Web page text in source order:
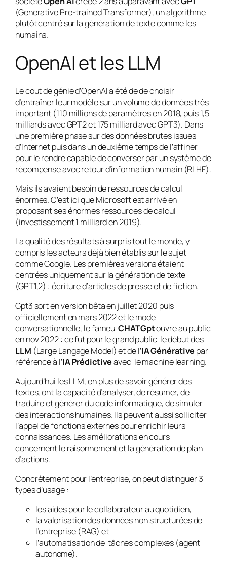
(Generative Pre-trained Transformer), un algorithme
plutôt centré sur la génération de texte comme les
humains.
OpenAI et les LLM
Le cout de génie d’OpenAI a été de de choisir
d’entraîner leur modèle sur un volume de données très
important (110 millions de paramètres en 2018, puis 1,5
milliards avec GPT2 et 175 milliard avec GPT3). Dans
une première phase sur des données brutes issues
d’Internet puis dans un deuxième temps de l’affiner
pour le rendre capable de converser par un système de
récompense avec retour d’information humain (RLHF).
Mais ils avaient besoin de ressources de calcul
énormes. C’est ici que Microsoft est arrivé en
proposant ses énormes ressources de calcul
(investissement 1 milliard en 2019).
La qualité des résultats à surpris tout le monde, y
compris les acteurs déjà bien établis sur le sujet
comme Google. Les premières versions étaient
centrées uniquement sur la génération de texte
(GPT1,2) : écriture d’articles de presse et de fiction.
Gpt3 sort en version bêta en juillet 2020 puis
officiellement en mars 2022 et le mode
conversationnelle, le fameuCHATGptouvre au public
en nov 2022 : ce fut pour le grand public le début des
LLM (Large Langage Model) et de l’IA Générative par
référence à l’IA Prédictiveavec le machine learning.
Aujourd’hui les LLM, en plus de savoir générer des
textes, ont la capacité d’analyser, de résumer, de
traduire et générer du code informatique, de simuler
des interactions humaines. Ils peuvent aussi solliciter
l’appel de fonctions externes pour enrichir leurs
connaissances. Les améliorations en cours
concernent le raisonnement et la génération de plan
d’actions.
Concrètement pour l’entreprise, on peut distinguer 3
types d’usage :
les aides pour le collaborateur au quotidien,
la valorisation des données non structurées de
l’entreprise (RAG) et
l’automatisation de tâches complexes (agent
autonome).